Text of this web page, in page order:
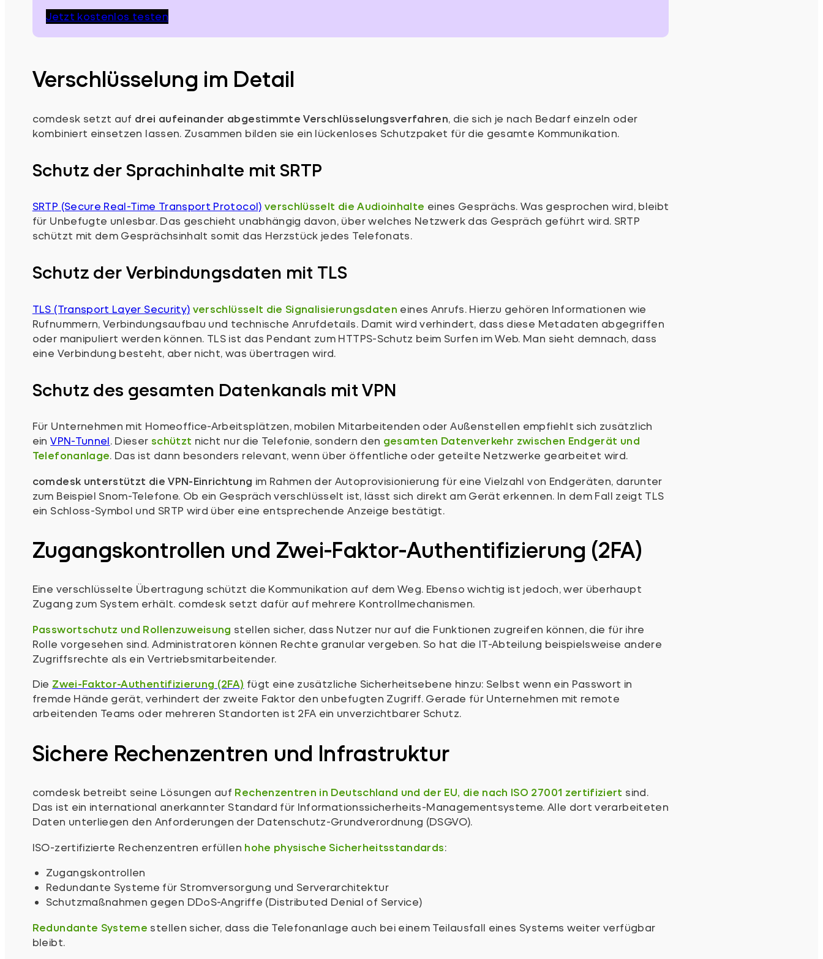
Jetzt kostenlos testen
Verschlüsselung im Detail
comdesk setzt auf drei aufeinander abgestimmte Verschlüsselungsverfahren, die sich je nach Bedarf einzeln oder
kombiniert einsetzen lassen. Zusammen bilden sie ein lückenloses Schutzpaket für die gesamte Kommunikation.
Schutz der Sprachinhalte mit SRTP
SRTP (Secure Real-Time Transport Protocol) verschlüsselt die Audioinhalte eines Gesprächs. Was gesprochen wird, bleibt
für Unbefugte unlesbar. Das geschieht unabhängig davon, über welches Netzwerk das Gespräch geführt wird. SRTP
schützt mit dem Gesprächsinhalt somit das Herzstück jedes Telefonats.
Schutz der Verbindungsdaten mit TLS
TLS (Transport Layer Security) verschlüsselt die Signalisierungsdaten eines Anrufs. Hierzu gehören Informationen wie
Rufnummern, Verbindungsaufbau und technische Anrufdetails. Damit wird verhindert, dass diese Metadaten abgegriffen
oder manipuliert werden können. TLS ist das Pendant zum HTTPS-Schutz beim Surfen im Web. Man sieht demnach, dass
eine Verbindung besteht, aber nicht, was übertragen wird.
Schutz des gesamten Datenkanals mit VPN
Für Unternehmen mit Homeoffice-Arbeitsplätzen, mobilen Mitarbeitenden oder Außenstellen empfiehlt sich zusätzlich
einVPN-Tunnel. Dieser schützt nicht nur die Telefonie, sondern den gesamten Datenverkehr zwischen Endgerät und
Telefonanlage. Das ist dann besonders relevant, wenn über öffentliche oder geteilte Netzwerke gearbeitet wird.
comdesk unterstützt die VPN-Einrichtung im Rahmen der Autoprovisionierung für eine Vielzahl von Endgeräten, darunter
zum Beispiel Snom-Telefone. Ob ein Gespräch verschlüsselt ist, lässt sich direkt am Gerät erkennen. In dem Fall zeigt TLS
ein Schloss-Symbol und SRTP wird über eine entsprechende Anzeige bestätigt.
Zugangskontrollen und Zwei-Faktor-Authentifizierung (2FA)
Eine verschlüsselte Übertragung schützt die Kommunikation auf dem Weg. Ebenso wichtig ist jedoch, wer überhaupt
Zugang zum System erhält. comdesk setzt dafür auf mehrere Kontrollmechanismen.
Passwortschutz und Rollenzuweisung stellen sicher, dass Nutzer nur auf die Funktionen zugreifen können, die für ihre
Rolle vorgesehen sind. Administratoren können Rechte granular vergeben. So hat die IT-Abteilung beispielsweise andere
Zugriffsrechte als ein Vertriebsmitarbeitender.
Die Zwei-Faktor-Authentifizierung (2FA) fügt eine zusätzliche Sicherheitsebene hinzu: Selbst wenn ein Passwort in
fremde Hände gerät, verhindert der zweite Faktor den unbefugten Zugriff. Gerade für Unternehmen mit remote
arbeitenden Teams oder mehreren Standorten ist 2FA ein unverzichtbarer Schutz.
Sichere Rechenzentren und Infrastruktur
comdesk betreibt seine Lösungen auf Rechenzentren in Deutschland und der EU, die nach ISO 27001 zertifiziert sind.
Das ist ein international anerkannter Standard für Informationssicherheits-Managementsysteme. Alle dort verarbeiteten
Daten unterliegen den Anforderungen der Datenschutz-Grundverordnung (DSGVO).
ISO-zertifizierte Rechenzentren erfüllen hohe physische Sicherheitsstandards:
Zugangskontrollen
Redundante Systeme für Stromversorgung und Serverarchitektur
Schutzmaßnahmen gegen DDoS-Angriffe (Distributed Denial of Service)
Redundante Systeme stellen sicher, dass die Telefonanlage auch bei einem Teilausfall eines Systems weiter verfügbar
bleibt.